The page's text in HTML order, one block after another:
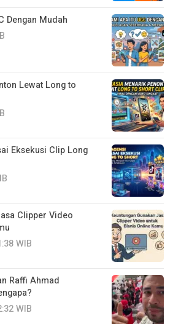
Dengan Mudah
Lewat Long to
Eksekusi Clip Long
Clipper Video
WIB
Raffi Ahmad
WIB